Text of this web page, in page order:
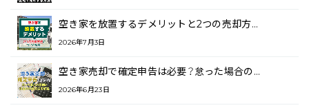
空き家を放置するデメリットと2つの売却方…
2026年7月3日
空き家売却で確定申告は必要？怠った場合の…
2026年6月23日